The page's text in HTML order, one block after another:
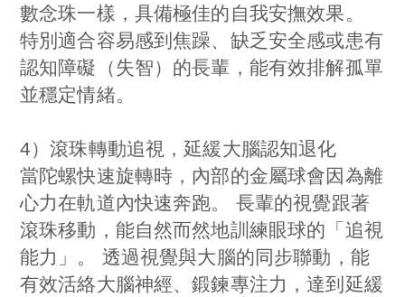
數念珠一樣，具備極佳的自我安撫效果。
特別適合容易感到焦躁、缺乏安全感或患有
認知障礙（失智）的長輩，能有效排解孤單
並穩定情緒。
4）滾珠轉動追視，延緩大腦認知退化
當陀螺快速旋轉時，內部的金屬球會因為離
心力在軌道內快速奔跑。 長輩的視覺跟著
滾珠移動，能自然而然地訓練眼球的「追視
能力」。 透過視覺與大腦的同步聯動，能
有效活絡大腦神經、鍛鍊專注力，達到延緩